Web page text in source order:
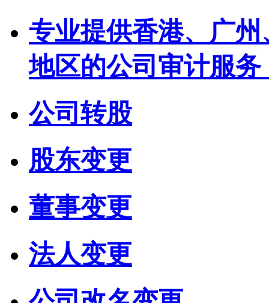
专业提供香港、广
地区的公司审计服务
公司转股
股东变更
董事变更
法人变更